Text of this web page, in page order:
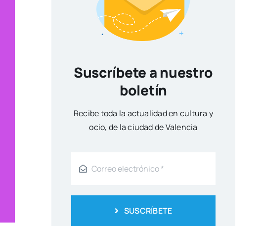
Suscríbete a nuestro
boletín
Reci­be toda la actua­li­dad en cul­tu­ra y
ocio, de la ciu­dad de Valen­cia
SUSCRÍBETE